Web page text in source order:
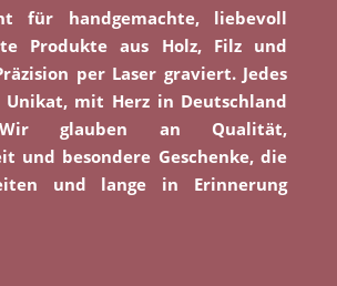
für handgemachte, liebevoll
Produkte aus Holz, Filz und
per Laser graviert. Jedes
mit Herz in Deutschland
glauben an Qualität,
und besondere Geschenke, die
und lange in Erinnerung